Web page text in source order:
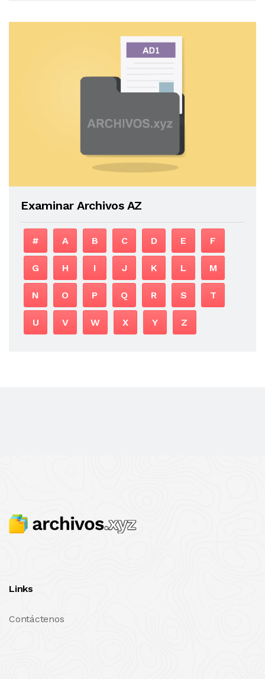
Examinar Archivos AZ
# A B C D E F
G H I J K L M
N O P Q R S T
U V W X Y Z
Links
Contáctenos